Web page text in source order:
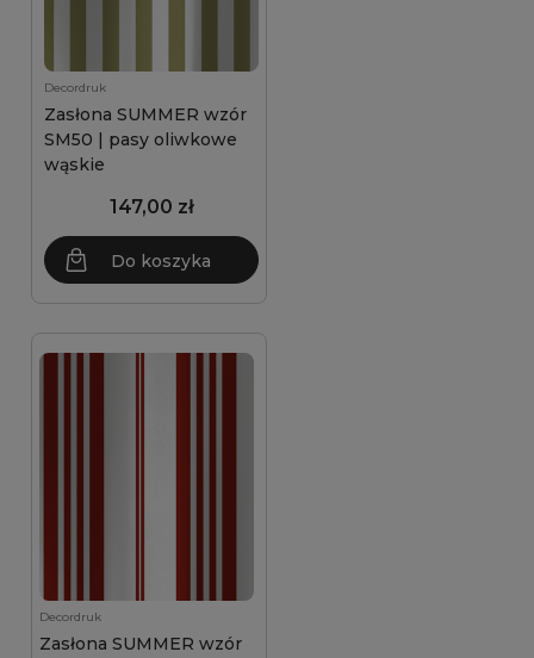
Decordruk
Zasłona SUMMER wzór
SM50 | pasy oliwkowe
wąskie
147,00 zł
Do koszyka
Decordruk
Zasłona SUMMER wzór